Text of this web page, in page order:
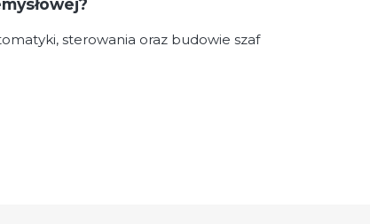
sterowania oraz budowie szaf